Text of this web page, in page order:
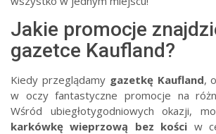
Jakie promocje
gazetce Kaufland?
Kiedy przeglądamy gazetkę Kaufland,
w oczy fantastyczne promocje na
Wśród ubiegłotygodniowych okazji,
karkówkę wieprzową bez kości w